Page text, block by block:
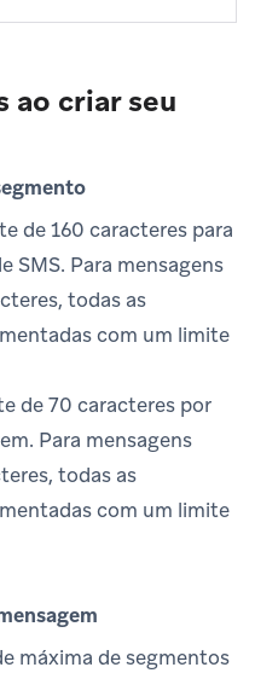
ao criar seu
de 160 caracteres para
SMS. Para mensagens
todas as
com um limite
de 70 caracteres por
Para mensagens
todas as
com um limite
máxima de segmentos